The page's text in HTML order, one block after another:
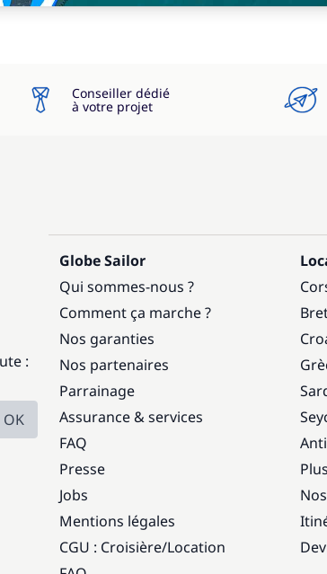
Conseiller dédié
à votre projet
:
OK
Globe Sailor
Qui sommes-nous ?
Comment ça marche ?
Nos garanties
Nos partenaires
Parrainage
Assurance & services
FAQ
Presse
Jobs
Mentions légales
CGU : Croisière/Location